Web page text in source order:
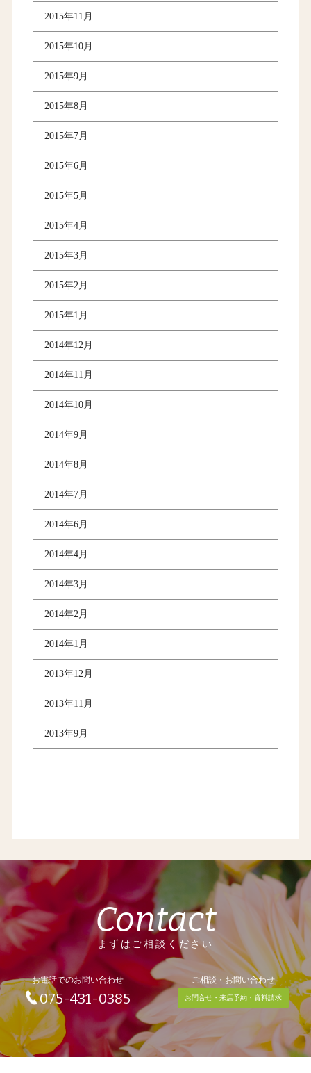
2015年11月
2015年10月
2015年9月
2015年8月
2015年7月
2015年6月
2015年5月
2015年4月
2015年3月
2015年2月
2015年1月
2014年12月
2014年11月
2014年10月
2014年9月
2014年8月
2014年7月
2014年6月
2014年4月
2014年3月
2014年2月
2014年1月
2013年12月
2013年11月
2013年9月
Contact
まずはご相談ください
お電話でのお問い合わせ
075-431-0385
ご相談・お問い合わせ
お問合せ・来店予約・資料請求